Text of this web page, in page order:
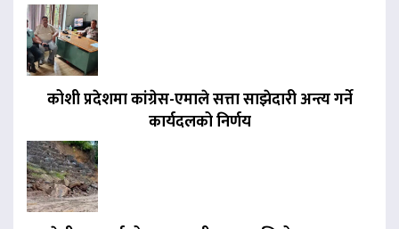
कोशी प्रदेशमा कांग्रेस-एमाले सत्ता साझेदारी अन्त्य गर्ने
कार्यदलको निर्णय